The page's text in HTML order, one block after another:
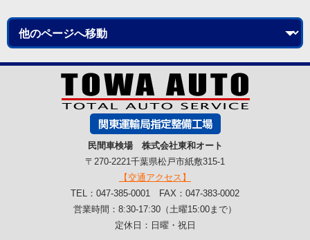
民間車検場 株式会社東和オート
〒270-2221千葉県松戸市紙敷315-1
【交通アクセス】
TEL：047-385-0001 FAX：047-383-0002
営業時間：8:30-17:30（土曜15:00まで）
定休日：日曜・祝日